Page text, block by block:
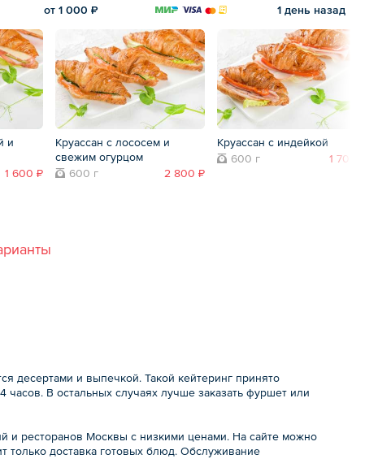
от 1 000 ₽ 1 день назад
и
1 600 ₽
Круассан с лососем и
свежим огурцом
600 г
2 800 ₽
Круассан с индейкой
600 г
1 700 ₽
десертами и выпечкой. Такой кейтеринг принято
В остальных случаях лучше заказать фуршет или
и ресторанов Москвы с низкими ценами. На сайте можно
только доставка готовых блюд. Обслуживание